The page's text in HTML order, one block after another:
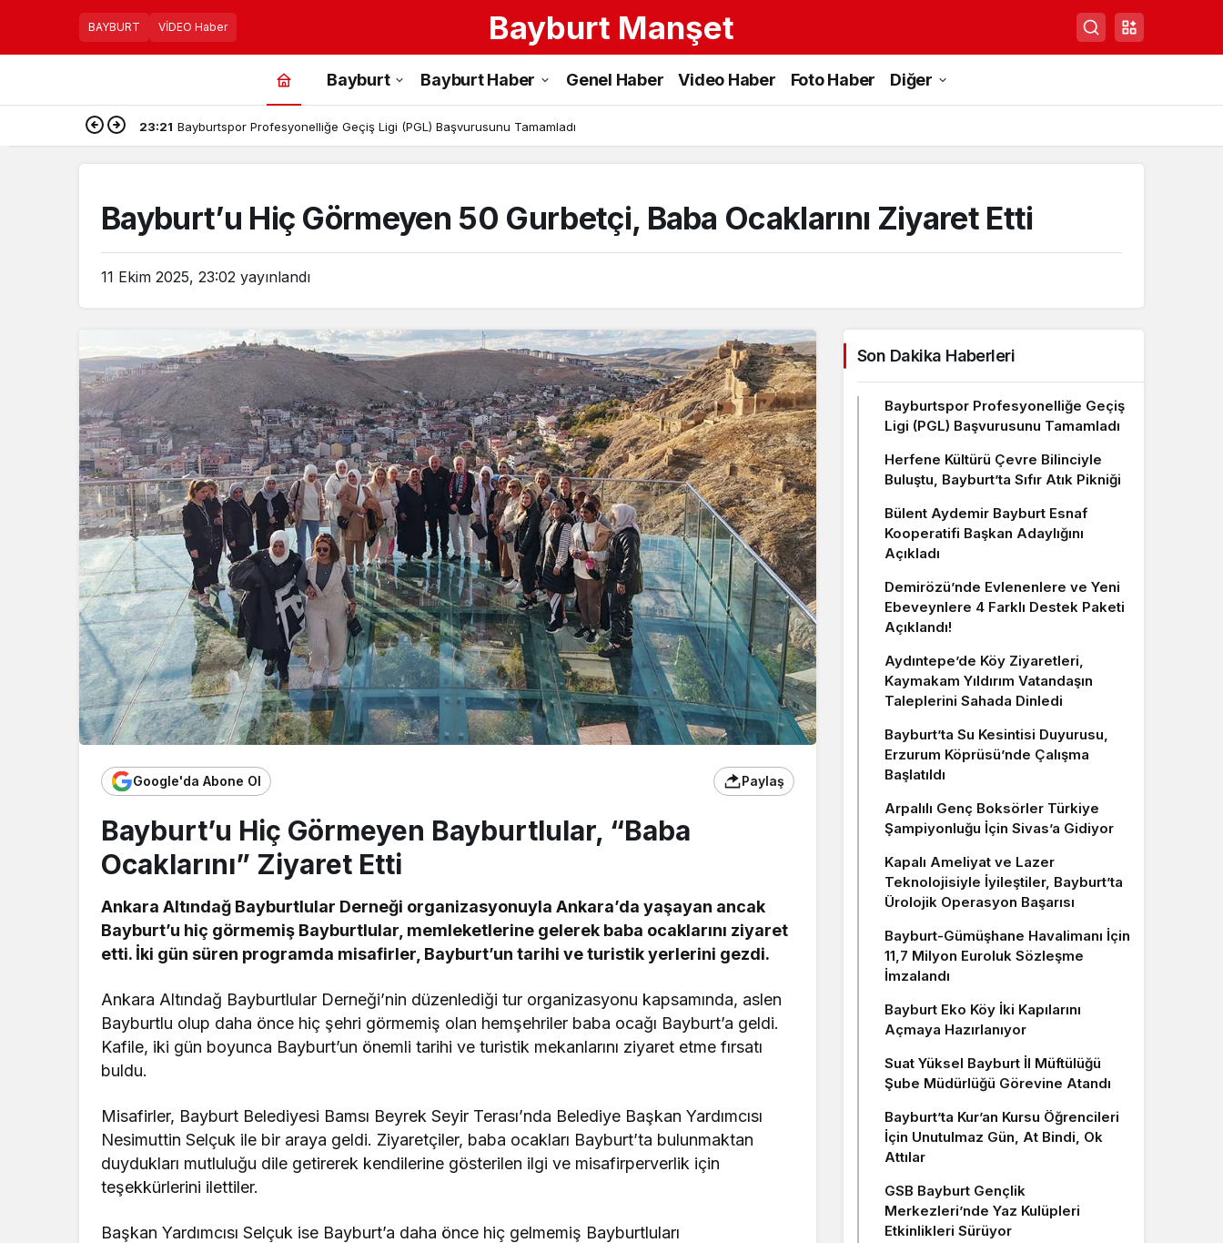
BAYBURT VİDEO Haber Bayburt Manşet
Bayburt Bayburt Haber Genel Haber Video Haber Foto Haber Diğer
23:21 Bayburtspor Profesyonelliğe Geçiş Ligi (PGL) Başvurusunu Tamamladı
Bayburt’u Hiç Görmeyen 50 Gurbetçi, Baba Ocaklarını Ziyaret Etti
11 Ekim 2025, 23:02 yayınlandı
Google'da Abone Ol Paylaş
Bayburt’u Hiç Görmeyen Bayburtlular, “Baba
Ocaklarını” Ziyaret Etti
Ankara Altındağ Bayburtlular Derneği organizasyonuyla Ankara’da yaşayan ancak
Bayburt’u hiç görmemiş Bayburtlular, memleketlerine gelerek baba ocaklarını ziyaret
etti. İki gün süren programda misafirler, Bayburt’un tarihi ve turistik yerlerini gezdi.
Ankara Altındağ Bayburtlular Derneği’nin düzenlediği tur organizasyonu kapsamında, aslen
Bayburtlu olup daha önce hiç şehri görmemiş olan hemşehriler baba ocağı Bayburt’a geldi.
Kafile, iki gün boyunca Bayburt’un önemli tarihi ve turistik mekanlarını ziyaret etme fırsatı
buldu.
Misafirler, Bayburt Belediyesi Bamsı Beyrek Seyir Terası’nda Belediye Başkan Yardımcısı
Nesimuttin Selçuk ile bir araya geldi. Ziyaretçiler, baba ocakları Bayburt’ta bulunmaktan
duydukları mutluluğu dile getirerek kendilerine gösterilen ilgi ve misafirperverlik için
teşekkürlerini ilettiler.
Başkan Yardımcısı Selçuk ise Bayburt’a daha önce hiç gelmemiş Bayburtluları
Son Dakika Haberleri
Bayburtspor Profesyonelliğe Geçiş
Ligi (PGL) Başvurusunu Tamamladı
Herfene Kültürü Çevre Bilinciyle
Buluştu, Bayburt’ta Sıfır Atık Pikniği
Bülent Aydemir Bayburt Esnaf
Kooperatifi Başkan Adaylığını
Açıkladı
Demirözü’nde Evlenenlere ve Yeni
Ebeveynlere 4 Farklı Destek Paketi
Açıklandı!
Aydıntepe’de Köy Ziyaretleri,
Kaymakam Yıldırım Vatandaşın
Taleplerini Sahada Dinledi
Bayburt’ta Su Kesintisi Duyurusu,
Erzurum Köprüsü’nde Çalışma
Başlatıldı
Arpalılı Genç Boksörler Türkiye
Şampiyonluğu İçin Sivas’a Gidiyor
Kapalı Ameliyat ve Lazer
Teknolojisiyle İyileştiler, Bayburt’ta
Ürolojik Operasyon Başarısı
Bayburt-Gümüşhane Havalimanı İçin
11,7 Milyon Euroluk Sözleşme
İmzalandı
Bayburt Eko Köy İki Kapılarını
Açmaya Hazırlanıyor
Suat Yüksel Bayburt İl Müftülüğü
Şube Müdürlüğü Görevine Atandı
Bayburt’ta Kur’an Kursu Öğrencileri
İçin Unutulmaz Gün, At Bindi, Ok
Attılar
GSB Bayburt Gençlik
Merkezleri’nde Yaz Kulüpleri
Etkinlikleri Sürüyor